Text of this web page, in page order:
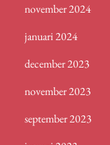
november 2024
januari 2024
december 2023
november 2023
september 2023